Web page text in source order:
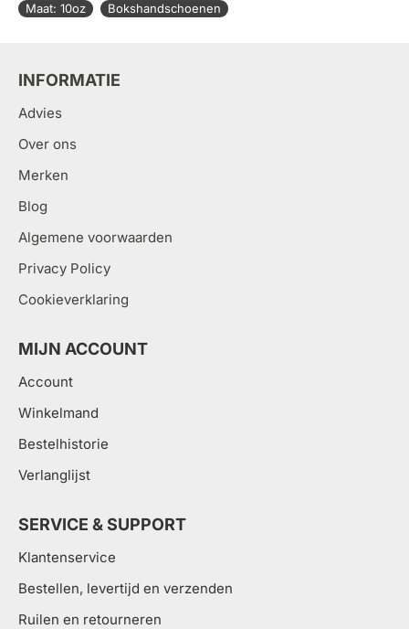
Maat: 10oz
Bokshandschoenen
INFORMATIE
Advies
Over ons
Merken
Blog
Algemene voorwaarden
Privacy Policy
Cookieverklaring
MIJN ACCOUNT
Account
Winkelmand
Bestelhistorie
Verlanglijst
SERVICE & SUPPORT
Klantenservice
Bestellen, levertijd en verzenden
Ruilen en retourneren